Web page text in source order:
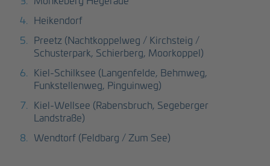
Heikendorf
Preetz (Nachtkoppelweg / Kirchsteig /
Schusterpark, Schierberg, Moorkoppel)
Kiel-Schilksee (Langenfelde, Behmweg,
Funkstellenweg, Pinguinweg)
Kiel-Wellsee (Rabensbruch, Segeberger
Landstraße)
Wendtorf (Feldbarg / Zum See)